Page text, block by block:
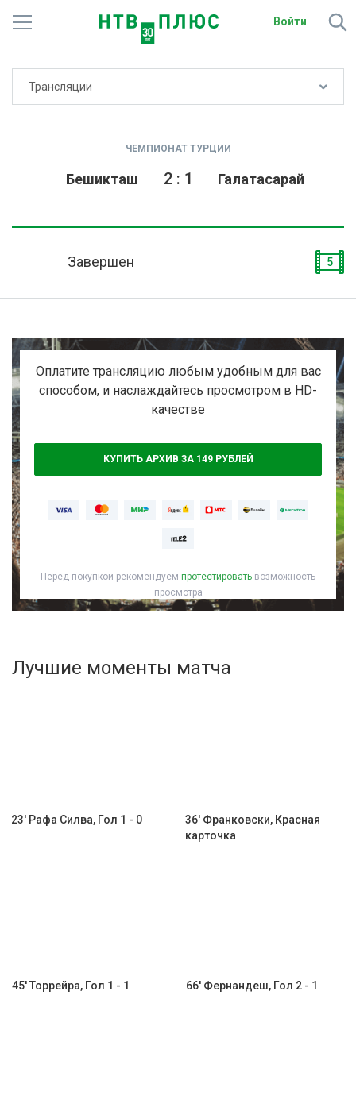
Войти
Активировать промокод
Трансляции
ЧЕМПИОНАТ ТУРЦИИ
Бешикташ Галатасарай
2: 1
Завершен 5
Оплатите трансляцию любым удобным для вас
способом, и наслаждайтесь просмотром в HD-
качестве
КУПИТЬ АРХИВ ЗА 149 РУБЛЕЙ
Перед покупкой рекомендуем протестировать возможность
просмотра
Лучшие моменты матча
23' Рафа Силва, Гол 1 - 0
36' Франковски, Красная
карточка
45' Торрейра, Гол 1 - 1 66' Фернандеш, Гол 2 - 1